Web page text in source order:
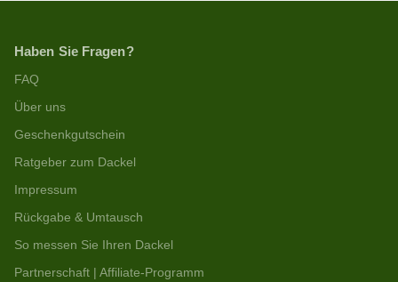
Haben Sie Fragen?
FAQ
Über uns
Geschenkgutschein
Ratgeber zum Dackel
Impressum
Rückgabe & Umtausch
So messen Sie Ihren Dackel
Partnerschaft | Affiliate-Programm